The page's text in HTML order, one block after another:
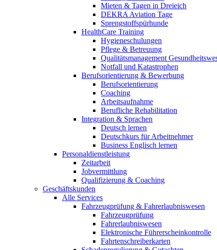
Mieten & Tagen in Dreieich
DEKRA Aviation Tage
Sprengstoffspürhunde
HealthCare Training
Hygieneschulungen
Pflege & Betreuung
Qualitätsmanagement
Notfall und Katastrophen
Berufsorientierung & Bewerbung
Berufsorientierung
Coaching
Arbeitsaufnahme
Berufliche Rehabilitation
Integration & Sprachen
Deutsch lernen
Deutschkurs für Arbeitnehmer
Business Englisch lernen
Personaldienstleistung
Zeitarbeit
Jobvermittlung
Qualifizierung & Coaching
Geschäftskunden
Alle Services
Fahrzeugprüfung & Fahrerlaubniswesen
Fahrzeugprüfung
Fahrerlaubniswesen
Elektronische Führerscheinkontrolle
Fahrtenschreiberkarten